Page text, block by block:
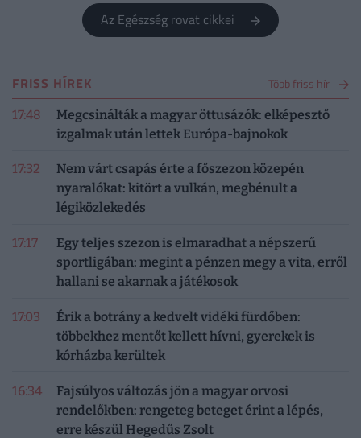
Az Egészség rovat cikkei
FRISS HÍREK Több friss hír
17:48
Megcsinálták a magyar öttusázók: elképesztő
izgalmak után lettek Európa-bajnokok
17:32
Nem várt csapás érte a főszezon közepén
nyaralókat: kitört a vulkán, megbénult a
légiközlekedés
17:17
Egy teljes szezon is elmaradhat a népszerű
sportligában: megint a pénzen megy a vita, erről
hallani se akarnak a játékosok
17:03
Érik a botrány a kedvelt vidéki fürdőben:
többekhez mentőt kellett hívni, gyerekek is
kórházba kerültek
16:34
Fajsúlyos változás jön a magyar orvosi
rendelőkben: rengeteg beteget érint a lépés,
erre készül Hegedűs Zsolt